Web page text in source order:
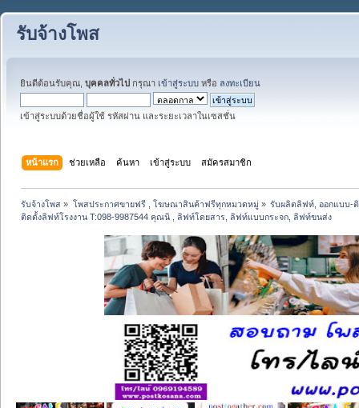
รับจ้างโพส
ยินดีต้อนรับคุณ, บุคคลทั่วไป กรุณา เข้าสู่ระบบ หรือ ลงทะเบียน
เข้าสู่ระบบด้วยชื่อผู้ใช้ รหัสผ่าน และระยะเวลาในเซสชั่น
หน้าแรก ช่วยเหลือ ค้นหา เข้าสู่ระบบ สมัครสมาชิก
รับจ้างโพส » โพสประกาศขายฟรี , โฆษณาสินค้าฟรีทุกหมวดหมู่» รับผลิตลิฟท์, ออกแบบ-
ติดตั้งลิฟท์โรงงาน T:098-9987544 คุณนิ , ลิฟท์โดยสาร, ลิฟท์แบบกระจก, ลิฟท์ขนส่ง